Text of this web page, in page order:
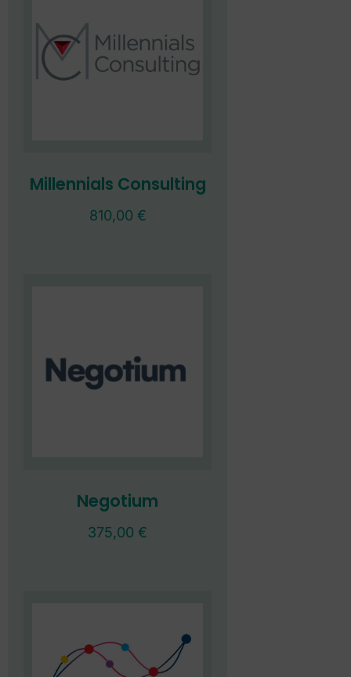
Millennials Consulting
810,00 €
Negotium
375,00 €